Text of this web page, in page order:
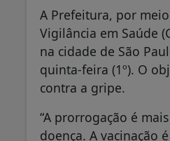
A Prefeitura, por
Vigilância em Saúde
na cidade de São
quinta-feira (1º). O
contra a gripe.
“A prorrogação é
doença. A vacinação